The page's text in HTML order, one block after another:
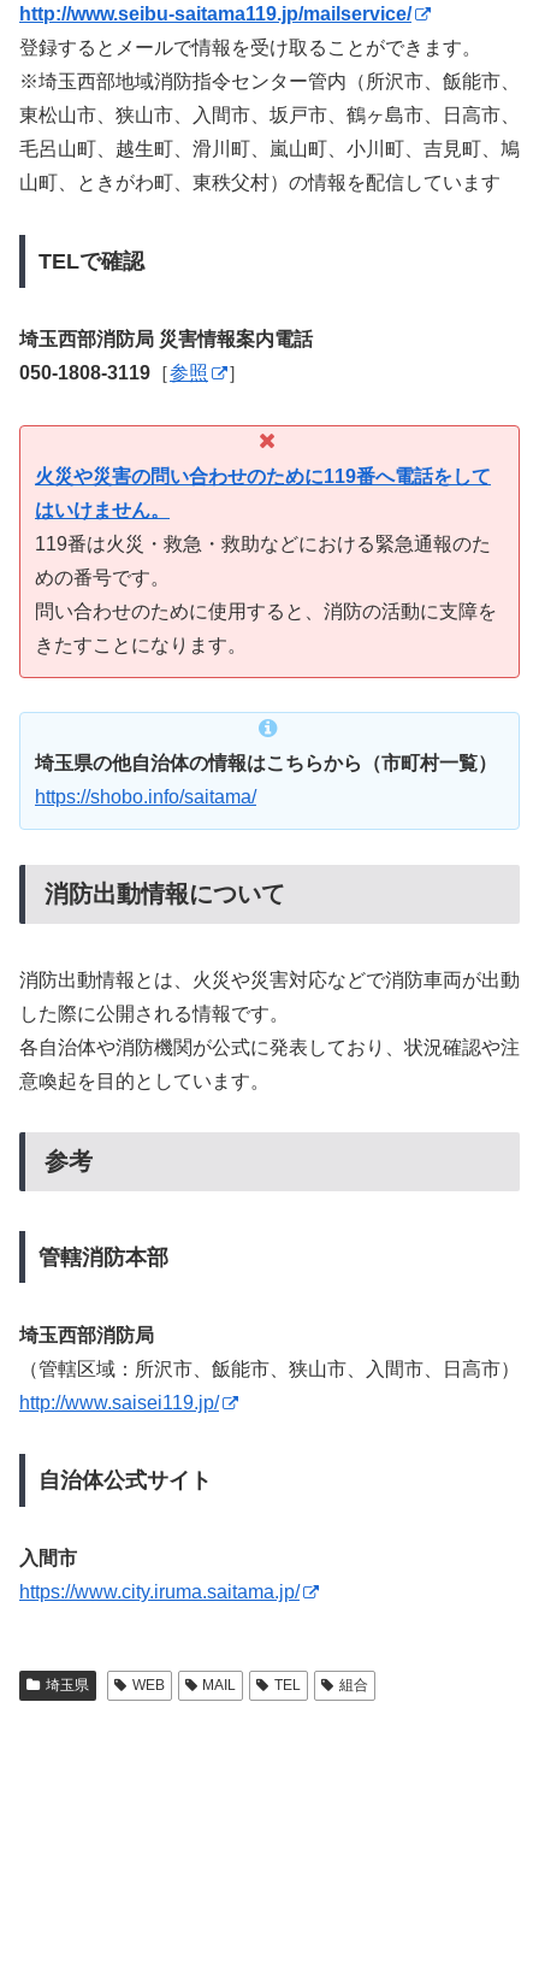
http://www.seibu-saitama119.jp/mailservice/
登録するとメールで情報を受け取ることができます。
※埼玉西部地域消防指令センター管内（所沢市、飯能市、
東松山市、狭山市、入間市、坂戸市、鶴ヶ島市、日高市、
毛呂山町、越生町、滑川町、嵐山町、小川町、吉見町、鳩
山町、ときがわ町、東秩父村）の情報を配信しています
TELで確認
埼玉西部消防局 災害情報案内電話
050-1808-3119 ［参照 ］
火災や災害の問い合わせのために119番へ電話をして
はいけません。
119番は火災・救急・救助などにおける緊急通報のた
めの番号です。
問い合わせのために使用すると、消防の活動に支障を
きたすことになります。
埼玉県の他自治体の情報はこちらから（市町村一覧）
https://shobo.info/saitama/
消防出動情報について
消防出動情報とは、火災や災害対応などで消防車両が出動
した際に公開される情報です。
各自治体や消防機関が公式に発表しており、状況確認や注
意喚起を目的としています。
参考
管轄消防本部
埼玉西部消防局
（管轄区域：所沢市、飯能市、狭山市、入間市、日高市）
http://www.saisei119.jp/
自治体公式サイト
入間市
https://www.city.iruma.saitama.jp/
埼玉県 WEB MAIL TEL 組合